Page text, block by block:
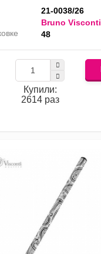
21-0038/26
Bruno Visconti
48
Купили:
2614 раз